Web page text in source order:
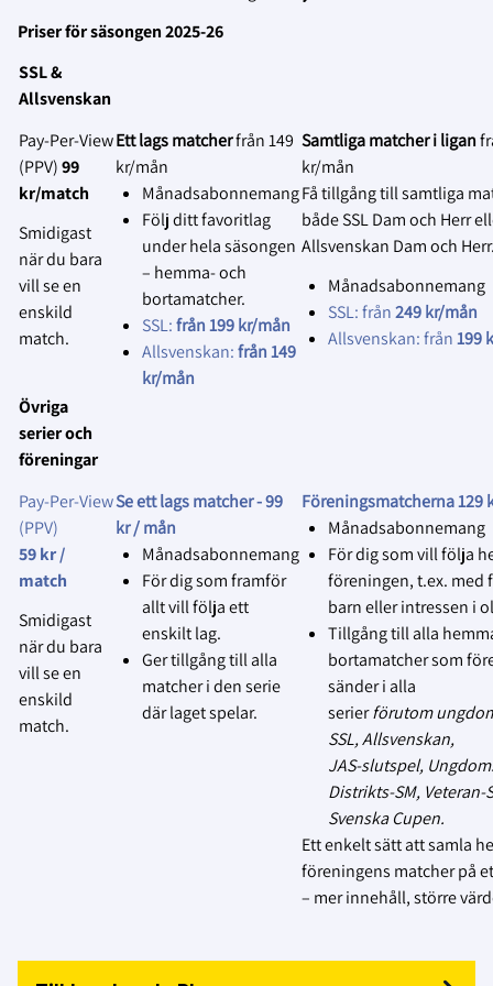
Den tekniska lösningen kommer att
vidareutvecklas löpande under hela
avtalsperioden samtidigt som
användarfeedback kommer att samlas in
önskemål.
connection
Läs mer om installationer här:
https://support.spiideo.com/en/collections/
spiideo-camera-systems-installations
Är du eller din klubb intresserade av att
skaffa en Spiideo? Följ länken nedan:
https://www.solidsport.com/en/products/
automated-live-broadcast-and-analysis-
for-games-and-practices/
Skylta tydligt vid entrén att
Påminn gärna publiken
muntligt via speakern om detta
vid behov.
2. Erbjud dolda platser för publiken:
Tillhandahåll särskilda platser
där åskådare kan sitta utan att
synas i livesändningen eller på
inspelningen.
Informera om var materialet används
Informera lagen, domarna och
publiceras eller användas.
Respektera avslag utan förklaring:
Vår utgångspunkt är, genom
föreningens samtyckte, att
lagen, domare och funktionärer
har godkänt att matcher kan
sändas på Svensk Innebandys
officiella plattform Innebandy
MEN… Om något lag, domare
eller funktionär inte vill att
matchen livesänds eller spelas
in, respektera deras beslut utan
att kräva en förklaring, och
Följ föreningens ansvar
Priser för säsongen 2025-26
SSL &
Allsvenskan
Pay‑Per‑View
(PPV)99
kr/match
Smidigast
när du bara
vill se en
enskild
match.
Ett lags matcherfrån 149
kr/mån
Månadsabonnemang
Följ ditt favoritlag
under hela säsongen
– hemma- och
bortamatcher.
SSL:från 199 kr/mån
Allsvenskan:från 149
kr/mån
Samtliga matcher i ligan
kr/mån
Få tillgång till samtliga
både SSL Dam och Herr
Allsvenskan Dam och
Månadsabonnemang
SSL: från249 kr/mån
Allsvenskan: från199
Övriga
serier och
föreningar
Pay‑Per‑View
(PPV)
59 kr /
match
Smidigast
när du bara
vill se en
enskild
match.
Se ett lags matcher -99
kr / mån
Månadsabonnemang
För dig som framför
allt vill följa ett
enskilt lag.
Ger tillgång till alla
matcher i den serie
där laget spelar.
Föreningsmatcherna 129
Månadsabonnemang
För dig som vill följa
föreningen, t.ex. med
barn eller intressen i
Tillgång till alla
bortamatcher som
sänder i alla
serierförutom
SSL, Allsvenskan,
JAS‑slutspel,
Distrikts‑SM,
Svenska Cupen.
Ett enkelt sätt att samla
föreningens matcher på
– mer innehåll, större